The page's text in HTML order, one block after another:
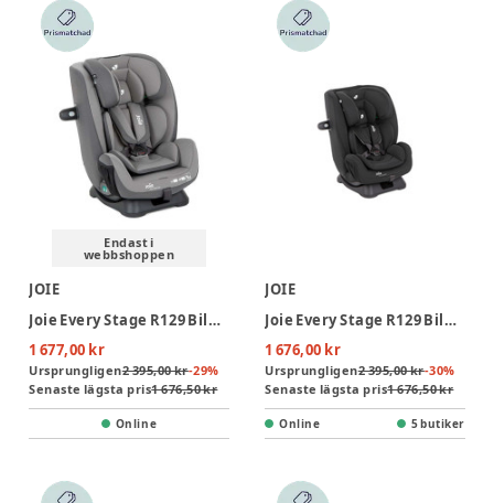
Endast i
webbshoppen
JOIE
Joie Every Stage R129 Bilbarnstol - Cobble Stone
1 677,00 kr
Ursprungligen2 395,00 kr-29%
Senaste lägsta pris1 676,50 kr
Online
JOIE
Joie Every Stage R129 Bilbarnstol - Shale
1 676,00 kr
Ursprungligen2 395,00 kr-30%
Senaste lägsta pris1 676,50 kr
Online 5 butiker